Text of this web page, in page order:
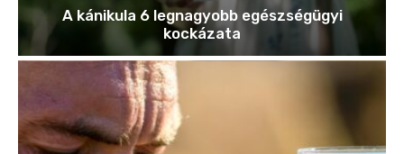
A kánikula 6 legnagyobb egészségügyi
kockázata